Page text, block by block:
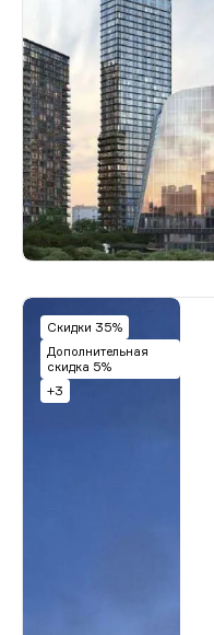
Скидки 35%
Дополнительная
скидка 5%
+3